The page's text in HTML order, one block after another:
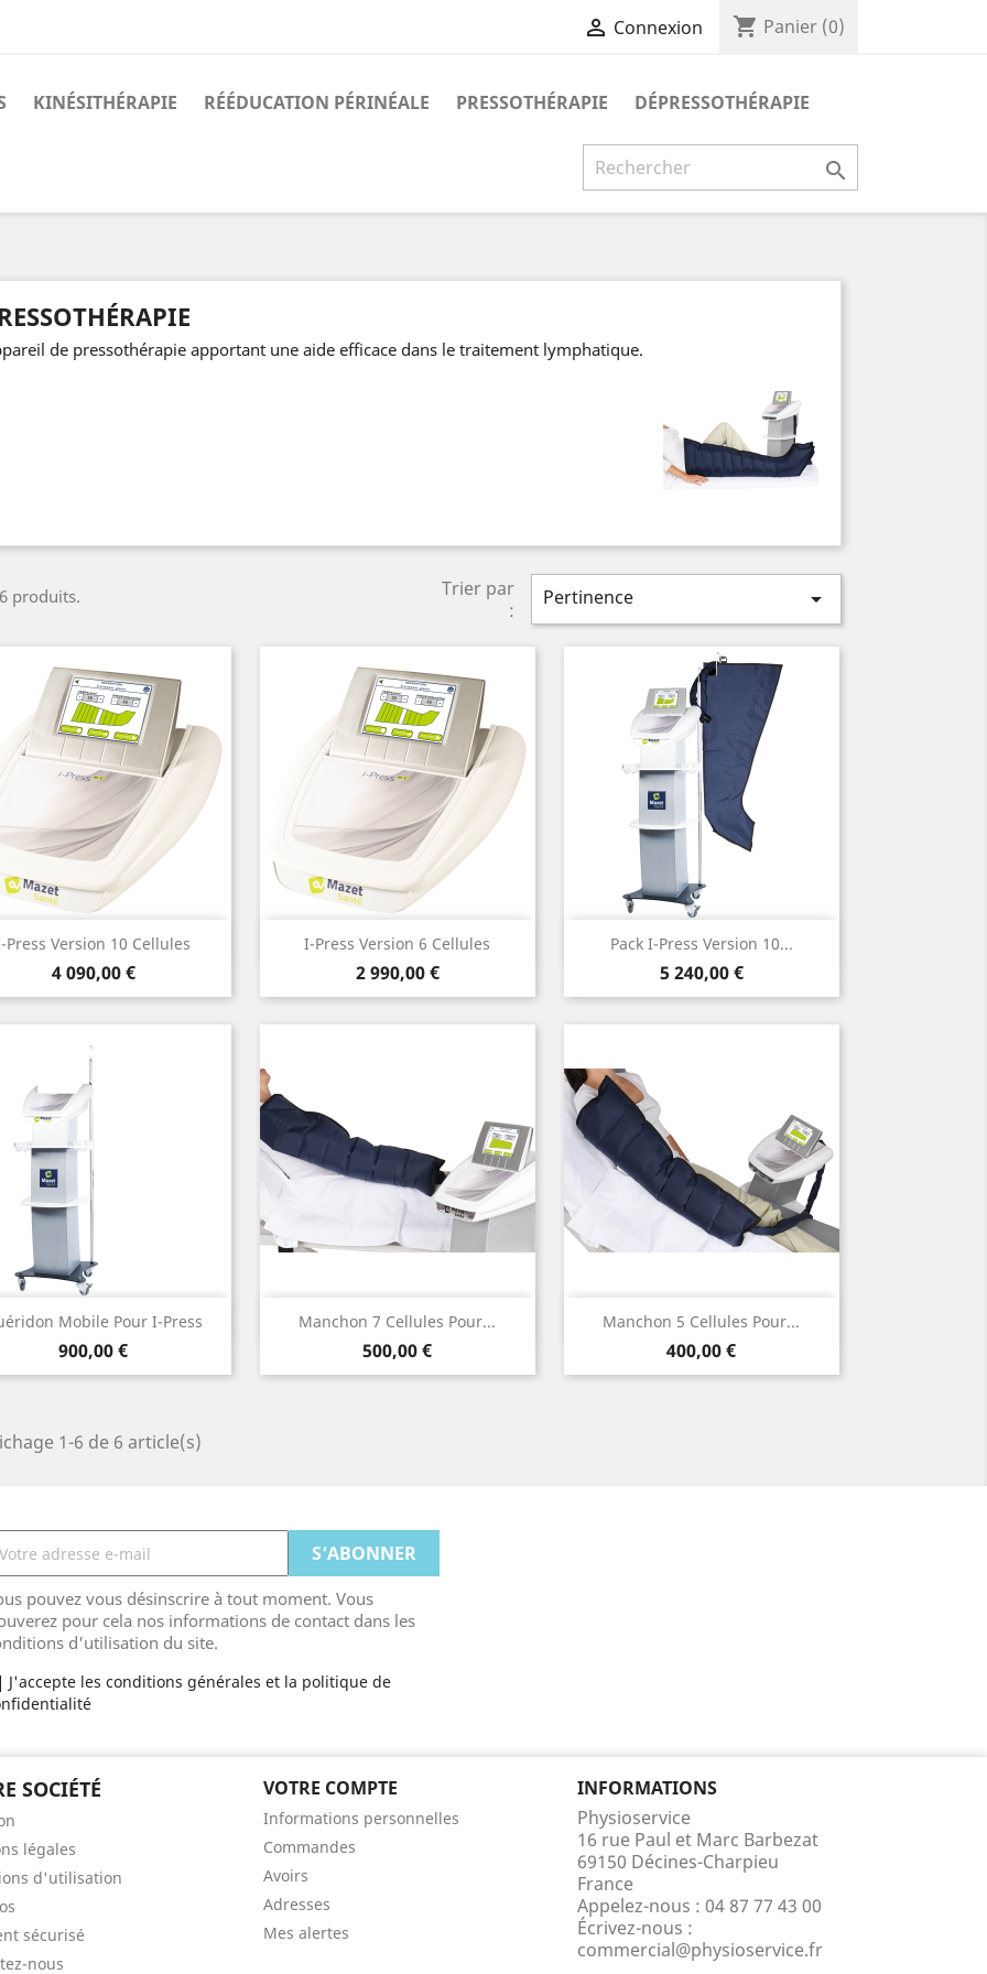
 Connexion shopping_cart Panier (0)
KINÉSITHÉRAPIE RÉÉDUCATION PÉRINÉALE PRESSOTHÉRAPIE DÉPRESSOTHÉRAPIE

(3)
de pressothérapie apportant une aide efficace dans le traitement lymphatique.
produits.
Trier par
:
Pertinence 
Press Version 10 Cellules
Prix
4 090,00 €
 Aperçu rapide I-Press Version 6 Cellules
Prix
2 990,00 €
Aperçu rapide Pack I-Press Version 10...
Prix
5 240,00 €
Aperçu rapide
Mobile Pour I-Press
Prix
900,00 €
Aperçu rapide Manchon 7 Cellules Pour...
Prix
500,00 €
Aperçu rapide Manchon 5 Cellules Pour...
Prix
400,00 €
Aperçu rapide
1-6 de 6 article(s)
pouvez vous désinscrire à tout moment. Vous
pour cela nos informations de contact dans les
d'utilisation du site.
J'accepte les conditions générales et la politique de
SOCIÉTÉ
légales
d'utilisation
sécurisé
nous
VOTRE COMPTE
Informations personnelles
Commandes
Avoirs
Adresses
Mes alertes
INFORMATIONS
Physioservice
16 rue Paul et Marc Barbezat
69150 Décines-Charpieu
France
Appelez-nous : 04 87 77 43 00
Écrivez-nous :
commercial@physioservice.fr